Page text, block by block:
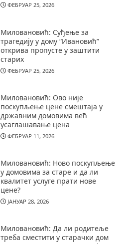
ФЕБРУАР 25, 2026
Миловановић: Суђење за
трагедију у дому “Ивановић”
открива пропусте у заштити
старих
ФЕБРУАР 25, 2026
Миловановић: Ово није
поскупљење цене смештаја у
државним домовима већ
усаглашавање цена
ФЕБРУАР 11, 2026
Миловановић: Ново поскупљење
у домовима за старе и да ли
квалитет услуге прати нове
цене?
ЈАНУАР 28, 2026
Миловановић: Да ли родитеље
треба сместити у старачки дом